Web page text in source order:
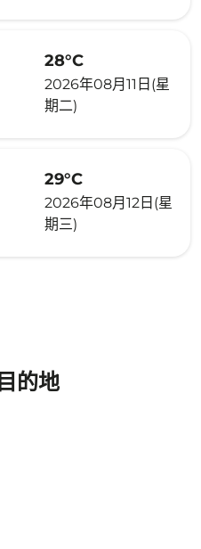
28°C
2026年08月11日(星
期二)
29°C
2026年08月12日(星
期三)
的地